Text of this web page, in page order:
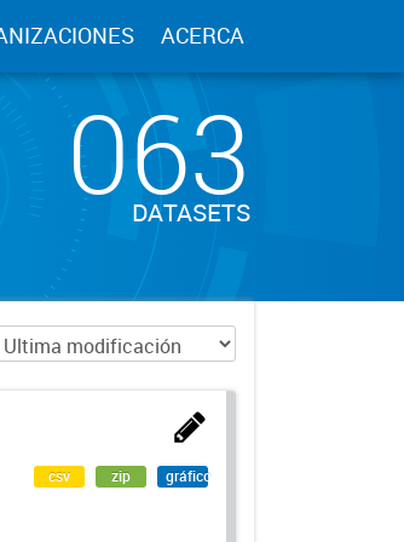
ACERCA
063
DATASETS
csv zip gráfico